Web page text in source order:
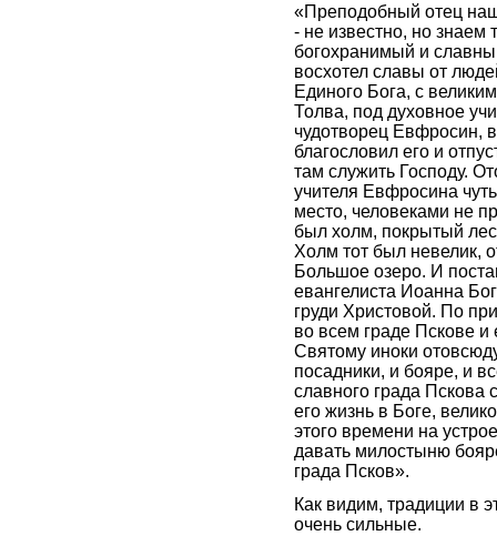
«Преподобный отец
- не известно, но знаем
богохранимый и
восхотел славы от
Единого Бога, с
Толва, под духовное
чудотворец Евфросин,
благословил его и
там служить Господу.
учителя Евфросина
место, человеками не
был холм, покрытый
Холм тот был невелик,
Большое озеро. И
евангелиста Иоанна
груди Христовой. По
во всем граде Пскове и
Святому иноки
посадники, и бояре, и
славного града Пскова
его жизнь в Боге,
этого времени на
давать милостыню
града Псков».
Как видим, традиции в
очень сильные.